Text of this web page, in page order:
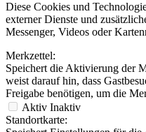
Diese Cookies und
externer Dienste und
Messenger, Videos oder
Merkzettel:
Speichert die Aktivierung der
weist darauf hin, dass
Freigabe benötigen, um die
Aktiv Inaktiv
Standortkarte: